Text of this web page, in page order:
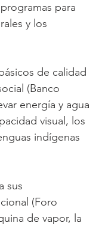
para
y los
de calidad
(Banco
energía y agua
visual, los
indígenas
sus
(Foro
de vapor, la